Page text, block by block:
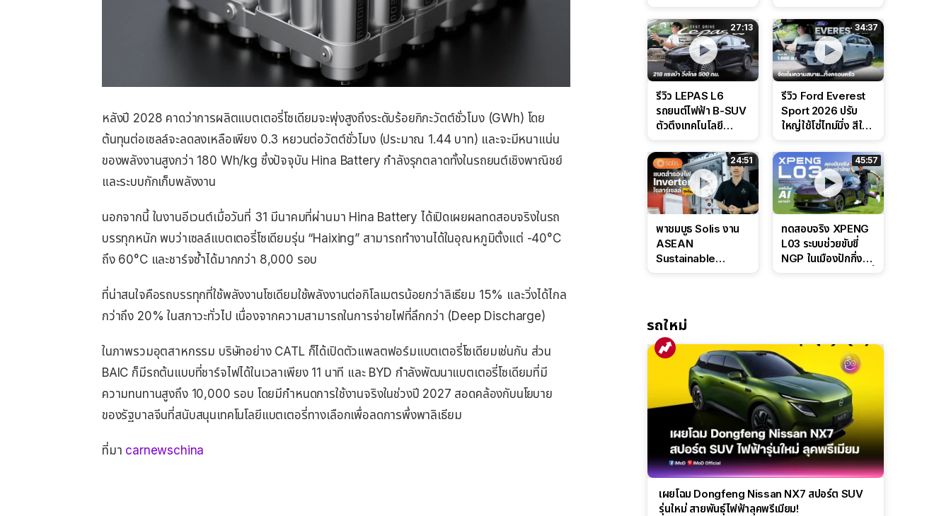
หลังปี 2028 คาดว่าการผลิตแบตเตอรี่โซเดียมจะพุ่งสูงถึงระดับร้อยกิกะวัตต์ชั่วโมง (GWh) โดย
ต้นทุนต่อเซลล์จะลดลงเหลือเพียง 0.3 หยวนต่อวัตต์ชั่วโมง (ประมาณ 1.44 บาท) และจะมีหนาแน่น
ของพลังงานสูงกว่า 180 Wh/kg ซึ่งปัจจุบัน Hina Battery กำลังรุกตลาดทั้งในรถยนต์เชิงพาณิชย์
และระบบกักเก็บพลังงาน
นอกจากนี้ ในงานอีเวนต์เมื่อวันที่ 31 มีนาคมที่ผ่านมา Hina Battery ได้เปิดเผยผลทดสอบจริงในรถ
บรรทุกหนัก พบว่าเซลล์แบตเตอรี่โซเดียมรุ่น “Haixing” สามารถทำงานได้ในอุณหภูมิตั้งแต่ -40°C
ถึง 60°C และชาร์จซ้ำได้มากกว่า 8,000 รอบ
ที่น่าสนใจคือรถบรรทุกที่ใช้พลังงานโซเดียมใช้พลังงานต่อกิโลเมตรน้อยกว่าลิเธียม 15% และวิ่งได้ไกล
กว่าถึง 20% ในสภาวะทั่วไป เนื่องจากความสามารถในการจ่ายไฟที่ลึกกว่า (Deep Discharge)
ในภาพรวมอุตสาหกรรม บริษัทอย่าง CATL ก็ได้เปิดตัวแพลตฟอร์มแบตเตอรี่โซเดียมเช่นกัน ส่วน
BAIC ก็มีรถต้นแบบที่ชาร์จไฟได้ในเวลาเพียง 11 นาที และ BYD กำลังพัฒนาแบตเตอรี่โซเดียมที่มี
ความทนทานสูงถึง 10,000 รอบ โดยมีกำหนดการใช้งานจริงในช่วงปี 2027 สอดคล้องกับนโยบาย
ของรัฐบาลจีนที่สนับสนุนเทคโนโลยีแบตเตอรี่ทางเลือกเพื่อลดการพึ่งพาลิเธียม
ที่มา carnewschina
Performance แบบ
จัดเต็มในสนาม
CDC นุ่มหนึบเหนือ
ระดับ
27:13
รีวิว LEPAS L6
รถยนต์ไฟฟ้า B-SUV
ตัวตึงเทคโนโลยี
ล่างหนึบ ลุ้นราคา 7
แสนต้น
34:37
รีวิว Ford Everest
Sport 2026 ปรับ
ใหญ่ใช้โซ่ไทม์มิ่ง สีใหม่
ดุดันสไตล์ครอบครัว
สายลุย
24:51
พาชมบูธ Solis งาน
ASEAN
Sustainable
IntelliHouse และ
EverCORE โซลูชัน
ESS ครบวงจร
45:57
ทดสอบจริง XPENG
L03 ระบบช่วยขับขี่
NGP ในเมืองปักกิ่ง
รถใหม่
เผยโฉม Dongfeng Nissan NX7 สปอร์ต SUV
รุ่นใหม่ สายพันธุ์ไฟฟ้าลุคพรีเมียม!